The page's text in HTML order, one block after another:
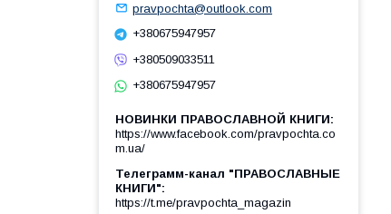
pravpochta@outlook.com
+380675947957
+380509033511
+380675947957
НОВИНКИ ПРАВОСЛАВНОЙ КНИГИ
https://www.facebook.com/pravpochta.co
m.ua/
Телеграмм-канал "ПРАВОСЛАВНЫЕ
КНИГИ"
https://t.me/pravpochta_magazin